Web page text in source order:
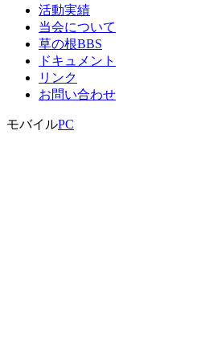
活動実績
当会について
草の根BBS
ドキュメント
リンク
お問い合わせ
モバイルPC